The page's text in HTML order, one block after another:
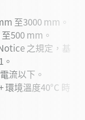
至3000 mm。
500 mm。
之規定，基
流以下。
境溫度40°C 時